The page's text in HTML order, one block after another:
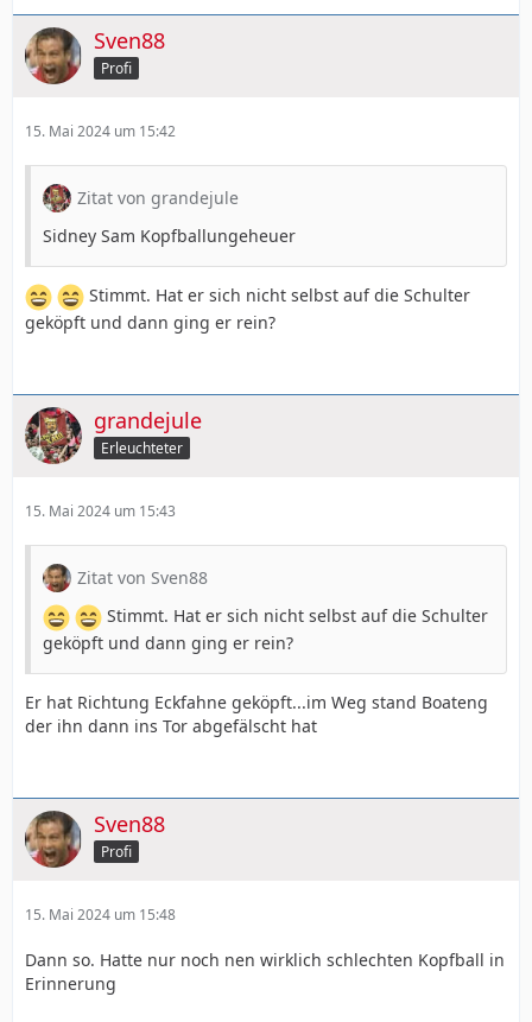
Sven88
Profi
15. Mai 2024 um 15:42
Zitat von grandejule
Sidney Sam Kopfballungeheuer
Stimmt. Hat er sich nicht selbst auf die Schulter
geköpft und dann ging er rein?
grandejule
Erleuchteter
15. Mai 2024 um 15:43
Zitat von Sven88
Stimmt. Hat er sich nicht selbst auf die Schulter
geköpft und dann ging er rein?
Er hat Richtung Eckfahne geköpft...im Weg stand Boateng
der ihn dann ins Tor abgefälscht hat
Sven88
Profi
15. Mai 2024 um 15:48
Dann so. Hatte nur noch nen wirklich schlechten Kopfball in
Erinnerung